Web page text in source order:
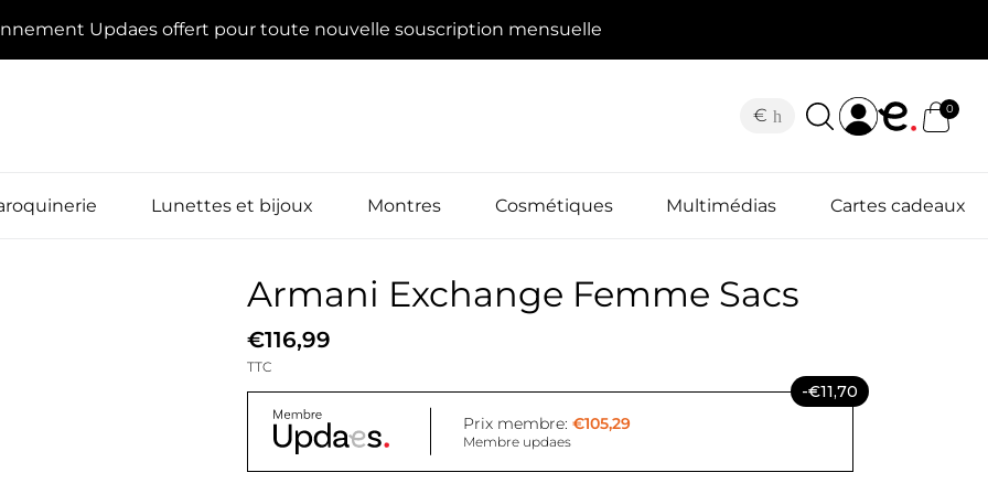
Updaes offert pour toute nouvelle souscription mensuelle
€ 0
Lunettes et bijoux Montres Cosmétiques Multimédias Cartes cadeaux
Armani Exchange Femme Sacs
€116,99
TTC
-€11,70
Prix membre: €105,29
Membre updaes